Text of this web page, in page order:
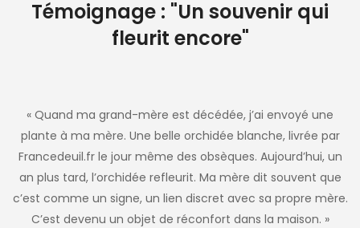
Témoignage : "Un souvenir qui
fleurit encore"
« Quand ma grand-mère est décédée, j’ai envoyé une
plante à ma mère. Une belle orchidée blanche, livrée par
Francedeuil.fr le jour même des obsèques. Aujourd’hui, un
an plus tard, l’orchidée refleurit. Ma mère dit souvent que
c’est comme un signe, un lien discret avec sa propre mère.
C’est devenu un objet de réconfort dans la maison. »